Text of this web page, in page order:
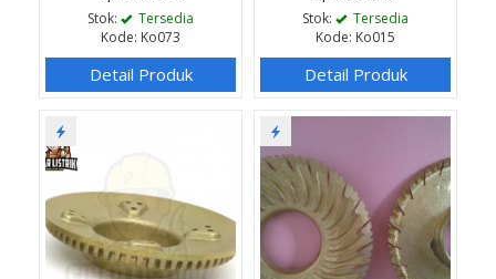
Stok:
Tersedia
Kode: Ko073
Detail Produk
Stok:
Tersedia
Kode: Ko015
Detail Produk